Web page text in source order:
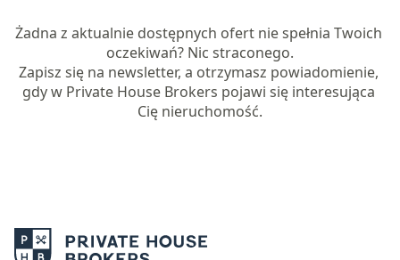
Żadna z aktualnie dostępnych ofert nie spełnia Twoich
oczekiwań? Nic straconego.
Zapisz się na newsletter, a otrzymasz powiadomienie,
gdy w Private House Brokers pojawi się interesująca
Cię nieruchomość.